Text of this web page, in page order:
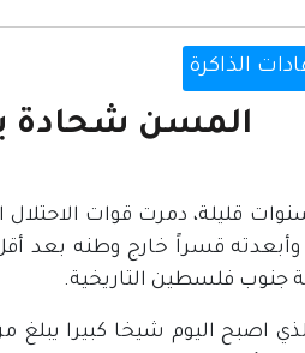
الذاكرة
المسن شحادة
قليلة، دمرت قوات
جنوب فلسطين التاريخية.